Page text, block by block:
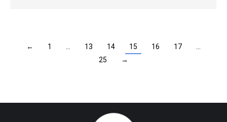
← 1 13 14 15 16 17
25
→